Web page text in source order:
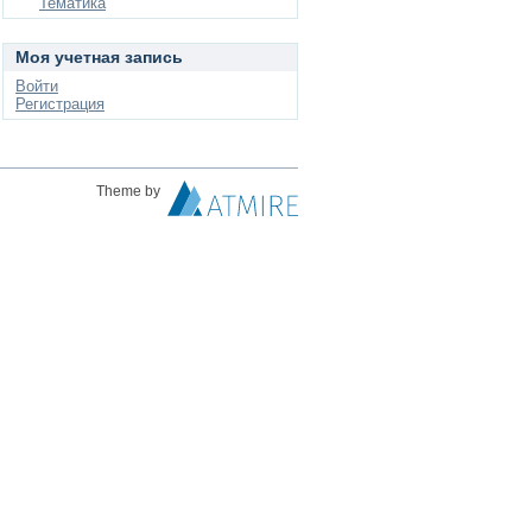
Моя учетная запись
Войти
Регистрация
Theme by